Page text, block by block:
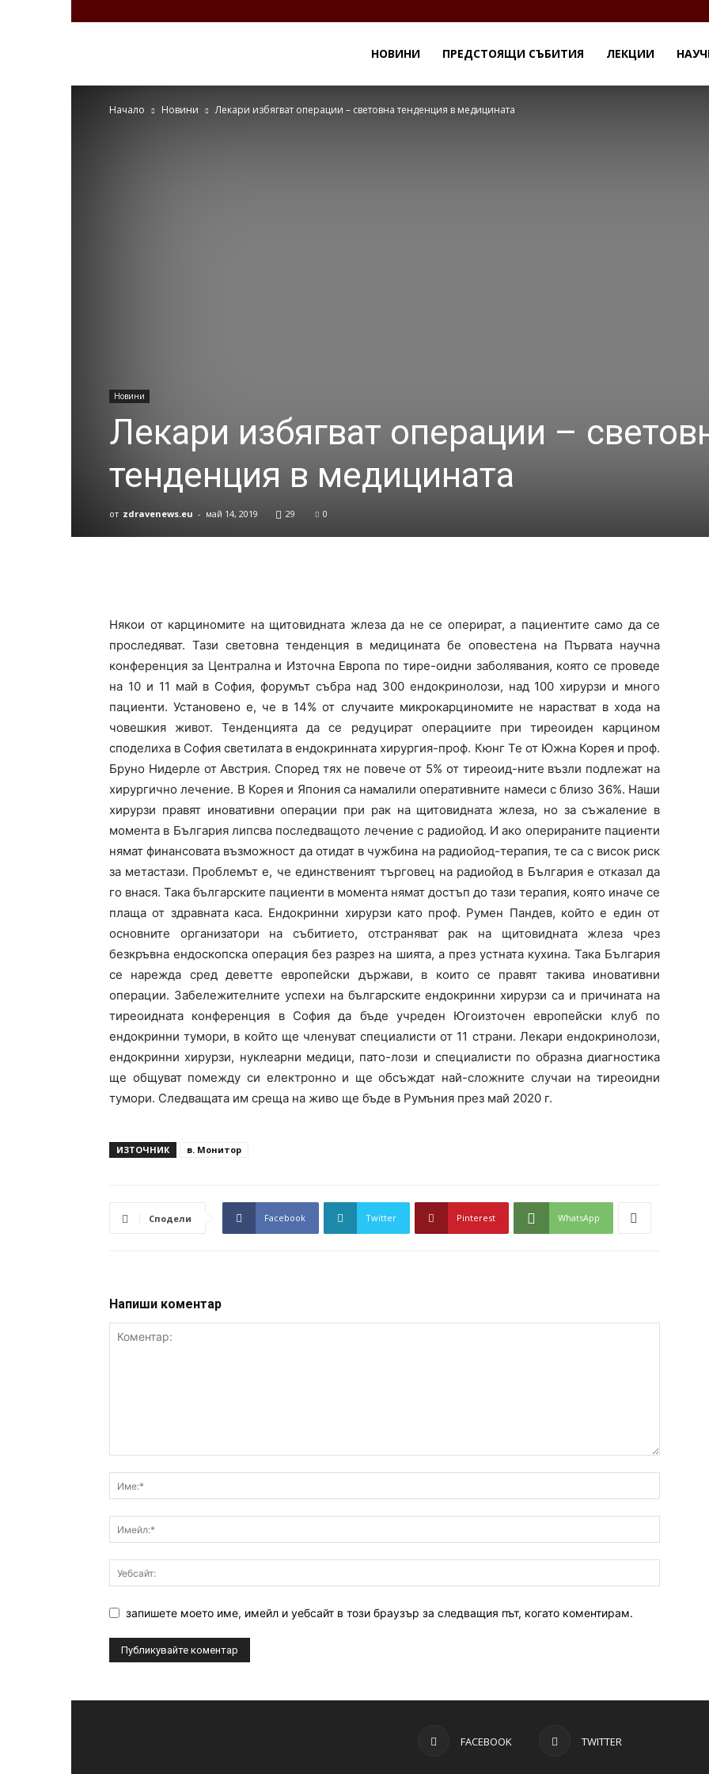
НОВИНИ ПРЕДСТОЯЩИ СЪБИТИЯ ЛЕКЦИИ
Начало Новини Лекари избягват операции – световна тенденция в медицината
Новини
Лекари избягват операции –
тенденция в медицината
от zdravenews.eu - май 14, 2019 29 0
Някои от карциномите на щитовидната жлеза да не се оперират, а пациентите само да се
проследяват. Тази световна тенденция в медицината бе оповестена на Първата научна
конференция за Централна и Източна Европа по тире-оидни заболявания, която се проведе
на 10 и 11 май в София, форумът събра над 300 ендокринолози, над 100 хирурзи и много
пациенти. Установено е, че в 14% от случаите микрокарциномите не нарастват в хода на
човешкия живот. Тенденцията да се редуцират операциите при тиреоиден карцином
споделиха в София светилата в ендокринната хирургия-проф. Кюнг Те от Южна Корея и проф.
Бруно Нидерле от Австрия. Според тях не повече от 5% от тиреоид-ните възли подлежат на
хирургично лечение. В Корея и Япония са намалили оперативните намеси с близо 36%. Наши
хирурзи правят иновативни операции при рак на щитовидната жлеза, но за съжаление в
момента в България липсва последващото лечение с радиойод. И ако оперираните пациенти
нямат финансовата възможност да отидат в чужбина на радиойод-терапия, те са с висок риск
за метастази. Проблемът е, че единственият търговец на радиойод в България е отказал да
го внася. Така българските пациенти в момента нямат достъп до тази терапия, която иначе се
плаща от здравната каса. Ендокринни хирурзи като проф. Румен Пандев, който е един от
основните организатори на събитието, отстраняват рак на щитовидната жлеза чрез
безкръвна ендоскопска операция без разрез на шията, а през устната кухина. Така България
се нарежда сред деветте европейски държави, в които се правят такива иновативни
операции. Забележителните успехи на българските ендокринни хирурзи са и причината на
тиреоидната конференция в София да бъде учреден Югоизточен европейски клуб по
ендокринни тумори, в който ще членуват специалисти от 11 страни. Лекари ендокринолози,
ендокринни хирурзи, нуклеарни медици, пато-лози и специалисти по образна диагностика
ще общуват помежду си електронно и ще обсъждат най-сложните случаи на тиреоидни
тумори. Следващата им среща на живо ще бъде в Румъния през май 2020 г.
ИЗТОЧНИК в. Монитор
Сподели Facebook Twitter Pinterest WhatsApp
Напиши коментар
запишете моето име, имейл и уебсайт в този браузър за следващия път, когато коментирам.
FACEBOOK TWITTER